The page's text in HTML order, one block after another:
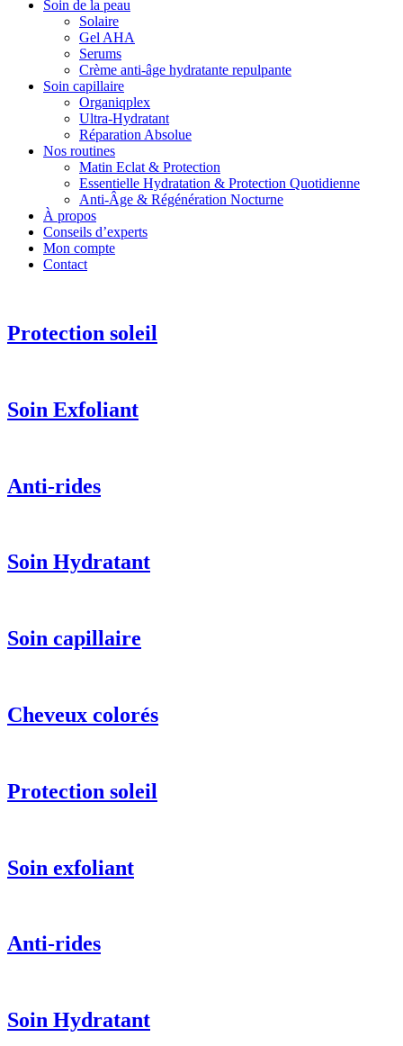
Soin de la peau
Solaire
Gel AHA
Serums
Crème anti-âge hydratante repulpante
Soin capillaire
Organiqplex
Ultra-Hydratant
Réparation Absolue
Nos routines
Matin Eclat & Protection
Essentielle Hydratation & Protection Quotidienne
Anti‑Âge & Régénération Nocturne
À propos
Conseils d’experts
Mon compte
Contact
Protection soleil
Soin Exfoliant
Anti-rides
Soin Hydratant
Soin capillaire
Cheveux colorés
Protection soleil
Soin exfoliant
Anti-rides
Soin Hydratant